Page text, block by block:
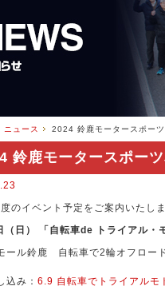
ニュース 2024 鈴鹿モータースポー
鈴鹿モータースポー
のイベント予定をご案内いたし
（日） 「自転車de トライアル・
ール鈴鹿 自転車で2輪オフロー
込み： 6.9 自転車でトライアル